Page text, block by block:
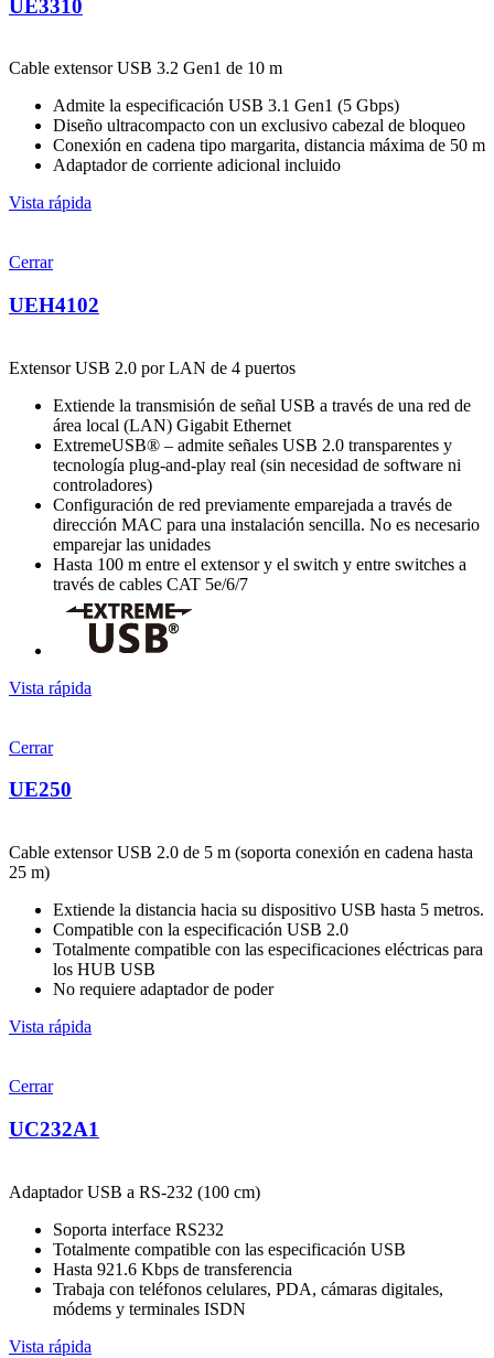
UE3310
Cable extensor USB 3.2 Gen1 de 10 m
Admite la especificación USB 3.1 Gen1 (5 Gbps)
Diseño ultracompacto con un exclusivo cabezal de bloqueo
Conexión en cadena tipo margarita, distancia máxima de 50 m
Adaptador de corriente adicional incluido
Vista rápida
Cerrar
UEH4102
Extensor USB 2.0 por LAN de 4 puertos
Extiende la transmisión de señal USB a través de una red de
área local (LAN) Gigabit Ethernet
ExtremeUSB® – admite señales USB 2.0 transparentes y
tecnología plug-and-play real (sin necesidad de software ni
controladores)
Configuración de red previamente emparejada a través de
dirección MAC para una instalación sencilla. No es necesario
emparejar las unidades
Hasta 100 m entre el extensor y el switch y entre switches a
través de cables CAT 5e/6/7
Vista rápida
Cerrar
UE250
Cable extensor USB 2.0 de 5 m (soporta conexión en cadena hasta
25 m)
Extiende la distancia hacia su dispositivo USB hasta 5 metros.
Compatible con la especificación USB 2.0
Totalmente compatible con las especificaciones eléctricas para
los HUB USB
No requiere adaptador de poder
Vista rápida
Cerrar
UC232A1
Adaptador USB a RS-232 (100 cm)
Soporta interface RS232
Totalmente compatible con las especificación USB
Hasta 921.6 Kbps de transferencia
Trabaja con teléfonos celulares, PDA, cámaras digitales,
módems y terminales ISDN
Vista rápida